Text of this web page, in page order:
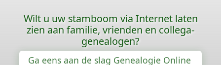
Wilt u uw stamboom via Internet laten
zien aan familie, vrienden en collega-
genealogen?
Ga eens aan de slag Genealogie Online